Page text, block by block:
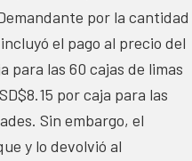
por la cantidad
el pago al precio del
para las 60 cajas de limas
por caja para las
Sin embargo, el
y lo devolvió al